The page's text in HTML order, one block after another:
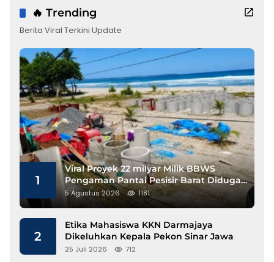
🔥 Trending
Berita Viral Terkini Update
1
Viral Proyek 22 milyar Milik BBWS
Pengaman Pantai Pesisir Barat Diduga
Gunakan Besi Banci
5 Agustus 2026 1181
2
Etika Mahasiswa KKN Darmajaya
Dikeluhkan Kepala Pekon Sinar Jawa
25 Juli 2026 712